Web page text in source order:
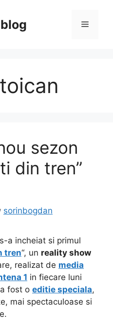
Menu
sezon
din tren”
sorinbogdan
a incheiat si primul
tren“, un reality show
realizat de media
1 in fiecare luni
fost o editie speciala,
mai spectaculoase si